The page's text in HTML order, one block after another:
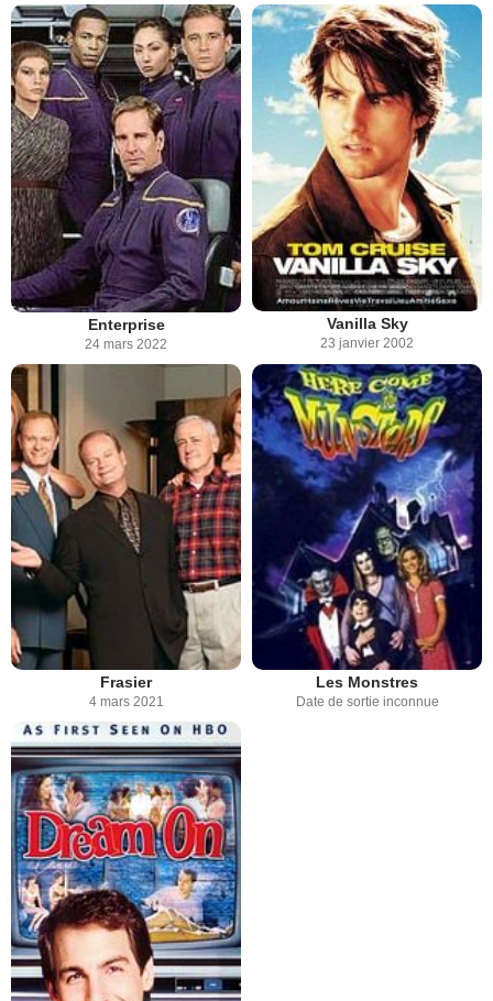
Enterprise
24 mars 2022
Vanilla Sky
23 janvier 2002
Frasier
4 mars 2021
Les Monstres
Date de sortie inconnue